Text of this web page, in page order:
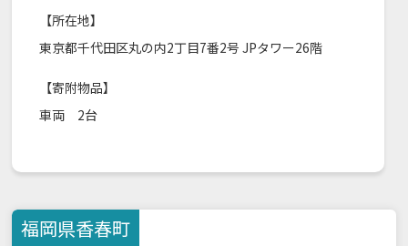
【所在地】
東京都千代田区丸の内2丁目7番2号 JPタワー26階
【寄附物品】
車両 2台
福岡県香春町